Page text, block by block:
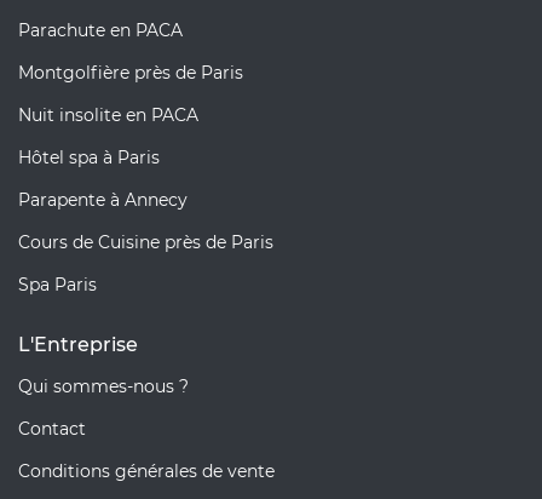
Parachute en PACA
Montgolfière près de Paris
Nuit insolite en PACA
Hôtel spa à Paris
Parapente à Annecy
Cours de Cuisine près de Paris
Spa Paris
L'Entreprise
Qui sommes-nous ?
Contact
Conditions générales de vente